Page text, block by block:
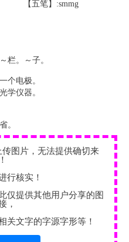
【五笔】:smmg
栏。～子。
个电极。
学仪器。
。
图片，无法提供确切来
行核实！
仅提供其他用户分享的图
，
关文字的字源字形等！